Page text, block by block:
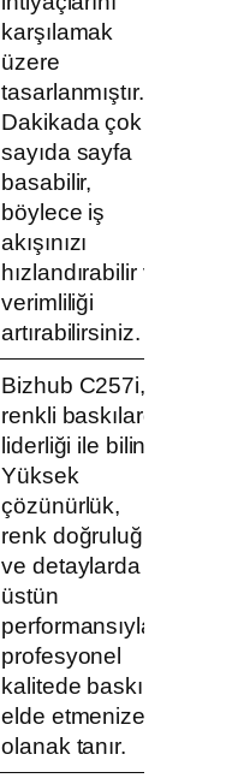
karşılamak
üzere
tasarlanmıştır.
Dakikada çok
sayıda sayfa
basabilir,
böylece iş
akışınızı
hızlandırabilir ve
verimliliği
artırabilirsiniz.
Bizhub C257i,
renkli baskılarda
liderliği ile bilinir.
Yüksek
çözünürlük,
renk doğruluğu
ve detaylarda
üstün
performansıyla,
profesyonel
kalitede baskılar
elde etmenize
olanak tanır.